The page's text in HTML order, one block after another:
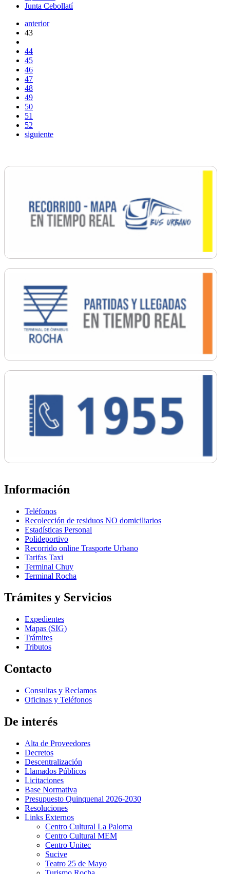
Junta Cebollatí
anterior
43
44
45
46
47
48
49
50
51
52
siguiente
Información
Teléfonos
Recolección de residuos NO domiciliarios
Estadísticas Personal
Polideportivo
Recorrido online Trasporte Urbano
Tarifas Taxi
Terminal Chuy
Terminal Rocha
Trámites y Servicios
Expedientes
Mapas (SIG)
Trámites
Tributos
Contacto
Consultas y Reclamos
Oficinas y Teléfonos
De interés
Alta de Proveedores
Decretos
Descentralización
Llamados Públicos
Licitaciones
Base Normativa
Presupuesto Quinquenal 2026-2030
Resoluciones
Links Externos
Centro Cultural La Paloma
Centro Cultural MEM
Centro Unitec
Sucive
Teatro 25 de Mayo